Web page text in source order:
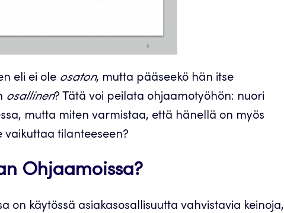
eli ei ole osaton, mutta pääseekö hän itse
osallinen? Tätä voi peilata ohjaamotyöhön: nuori
mutta miten varmistaa, että hänellä on myös
vaikuttaa tilanteeseen?
Ohjaamoissa?
on käytössä asiakasosallisuutta vahvistavia keinoja,